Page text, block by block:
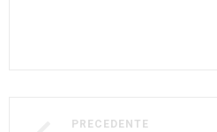
PRECEDENTE